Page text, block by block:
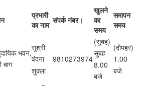
प्रभारी
का नाम संपर्क नंबर।
खुलने
का
समय
समापन
समय
भवन,
बाग
सुश्री
वंदना
शुक्ला
9810273974
(सुबह)
सुबह
8.00
बजे
(दोपहर)
1.00
बजे